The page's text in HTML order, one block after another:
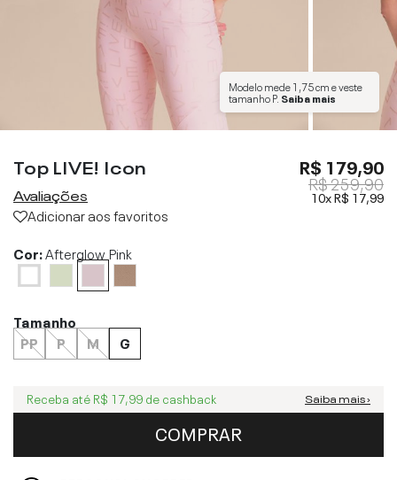
Modelo mede1,75 cme veste
tamanhoP. Saiba mais
Top LIVE! Icon
Avaliações
Adicionar aos favoritos
R$ 179,90
R$ 259,90
10xR$ 17,99
Cor:Afterglow Pink
Tamanho
PP
P M G
Receba até R$ 17,99 de cashback Saiba mais ›
COMPRAR